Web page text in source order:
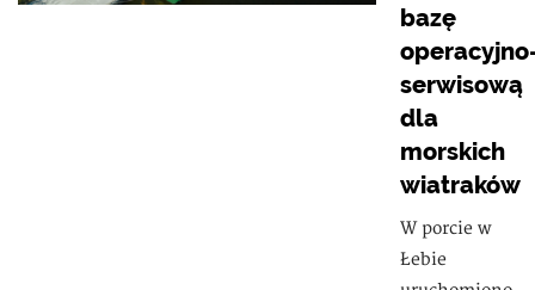
bazę
serwisową
dla
morskich
wiatraków
W porcie w
Łebie